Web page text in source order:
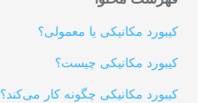
کیبورد مکانیکی یا معمولی؟
کیبو‌ر‌د مکانیکی چیست؟
کیبو‌رد مکانیکی چگونه کار می‌کند؟